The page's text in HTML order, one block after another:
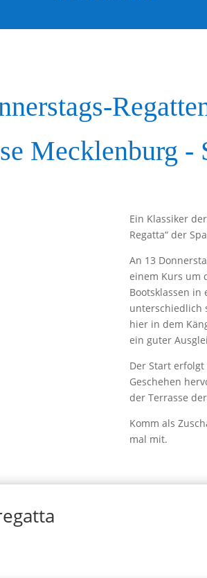
Mecklenburg -
Ein Klassiker
Regatta“ der
An 13
einem Kurs um
Bootsklassen
unterschiedlich
hier in dem
ein guter
Der Start
Geschehen
der Terrasse
Komm als
mal mit.